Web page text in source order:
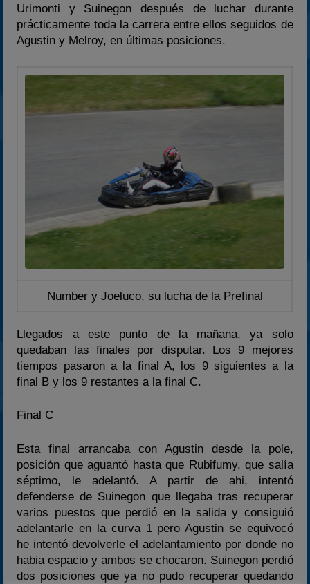
Urimonti y Suinegon después de luchar durante
prácticamente toda la carrera entre ellos seguidos de
Agustin y Melroy, en últimas posiciones.
Number y Joeluco, su lucha de la Prefinal
Llegados a este punto de la mañana, ya solo
quedaban las finales por disputar. Los 9 mejores
tiempos pasaron a la final A, los 9 siguientes a la
final B y los 9 restantes a la final C.
Final C
Esta final arrancaba con Agustin desde la pole,
posición que aguantó hasta que Rubifumy, que salía
séptimo, le adelantó. A partir de ahi, intentó
defenderse de Suinegon que llegaba tras recuperar
varios puestos que perdió en la salida y consiguió
adelantarle en la curva 1 pero Agustin se equivocó
he intentó devolverle el adelantamiento por donde no
habia espacio y ambos se chocaron. Suinegon perdió
dos posiciones que ya no pudo recuperar quedando